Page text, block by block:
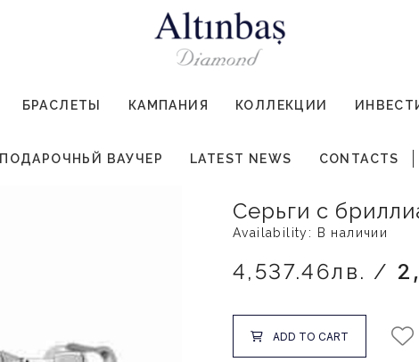
БРАСЛЕТЫ КАМПАНИЯ КОЛЛЕКЦИИ
ПОДАРОЧНЬЙ ВАУЧЕР LATEST NEWS CONTACTS
Серьги с
Availability: В наличии
4,537.46лв. /
ADD TO CART